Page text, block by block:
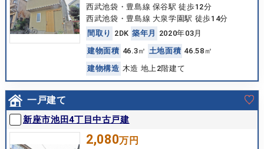
西武池袋・豊島線 保谷駅 徒歩12分
西武池袋・豊島線 大泉学園駅 徒歩14分
間 取 り 2DK 築年月
2020年03月
建物面積 46.3㎡ 土地面積 46.58㎡
建物構造 木造 地上2階建て
一戸建て
新座市池田4丁目中古戸建
2,080万円